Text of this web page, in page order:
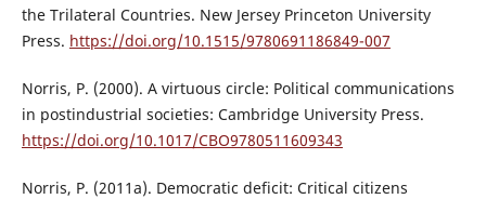
the Trilateral Countries. New Jersey Princeton University
Press. https://doi.org/10.1515/9780691186849-007
Norris, P. (2000). A virtuous circle: Political communications
in postindustrial societies: Cambridge University Press.
https://doi.org/10.1017/CBO9780511609343
Norris, P. (2011a). Democratic deficit: Critical citizens